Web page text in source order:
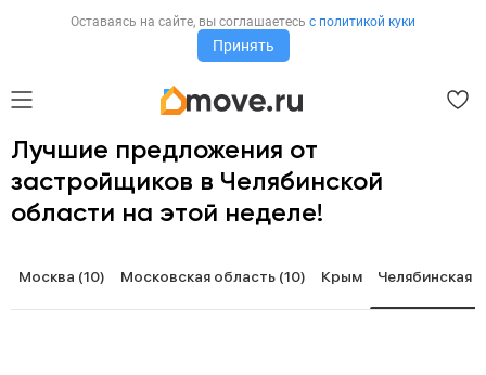
Оставаясь на сайте, вы соглашаетесь с политикой куки
Принять
Лучшие предложения от
застройщиков в Челябинской
области на этой неделе!
Москва (10) Московская область (10) Крым Челябинская